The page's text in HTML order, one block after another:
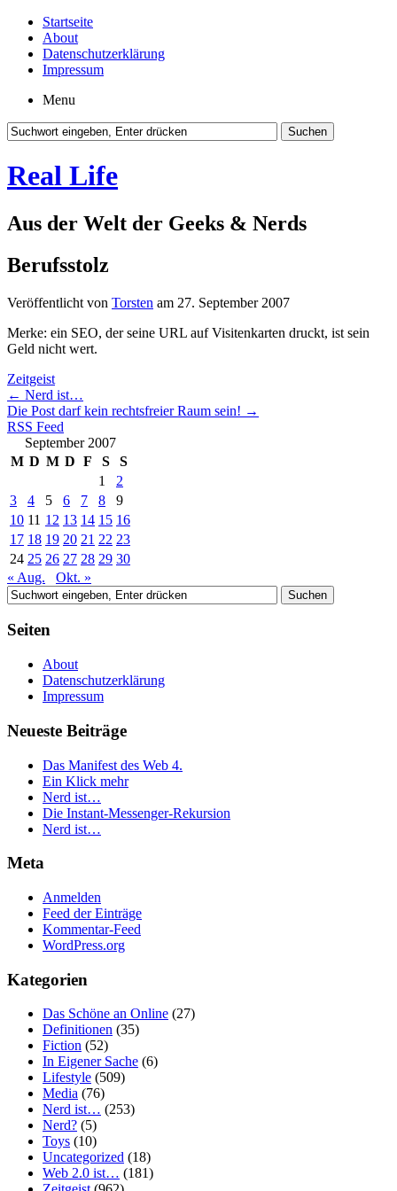
Startseite
About
Datenschutzerklärung
Impressum
Menu
Real Life
Aus der Welt der Geeks & Nerds
Berufsstolz
Veröffentlicht von Torsten am 27. September 2007
Merke: ein SEO, der seine URL auf Visitenkarten druckt, ist sein
Geld nicht wert.
Zeitgeist
← Nerd ist…
Die Post darf kein rechtsfreier Raum sein! →
RSS Feed
September 2007
M D M D F S
S
1
2
3
4 5 6 7 8
9
10 11 12 13 14 15 16
17 18 19 20 21 22 23
24 25 26 27 28 29 30
« Aug.
Okt. »
Seiten
About
Datenschutzerklärung
Impressum
Neueste Beiträge
Das Manifest des Web 4.
Ein Klick mehr
Nerd ist…
Die Instant-Messenger-Rekursion
Nerd ist…
Meta
Anmelden
Feed der Einträge
Kommentar-Feed
WordPress.org
Kategorien
Das Schöne an Online (27)
Definitionen (35)
Fiction (52)
In Eigener Sache (6)
Lifestyle (509)
Media (76)
Nerd ist… (253)
Nerd? (5)
Toys (10)
Uncategorized (18)
Web 2.0 ist… (181)